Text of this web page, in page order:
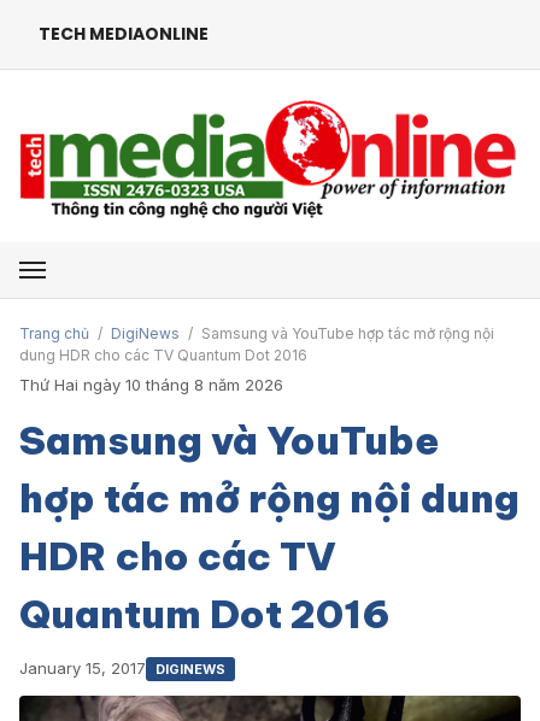
TECH MEDIAONLINE
Mở menu
Trang chủ / DigiNews / Samsung và YouTube hợp tác mở rộng nội
dung HDR cho các TV Quantum Dot 2016
Thứ Hai ngày 10 tháng 8 năm 2026
Samsung và YouTube
hợp tác mở rộng nội dung
HDR cho các TV
Quantum Dot 2016
January 15, 2017 DIGINEWS